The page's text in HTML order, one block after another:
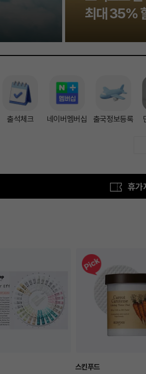
최대 35%
출석체크 네이버멤버십 출국정보등록
휴가
스킨푸드